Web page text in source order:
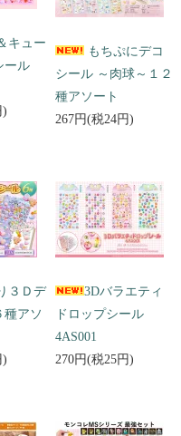
キュー
ール
)
もちぷにデコ
シール ～肉球～１２
種アソート
267円(税24円)
３Ｄデ
アソ
)
3Dバラエティ
ドロップシール
4AS001
270円(税25円)